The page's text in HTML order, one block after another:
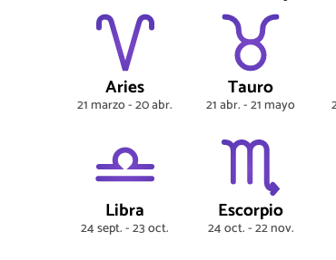
Aries
21 marzo - 20 abr.
Tauro
21 abr. - 21 mayo
Libra
24 sept. - 23 oct.
Escorpio
24 oct. - 22 nov.